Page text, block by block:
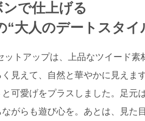
で仕上げる
“大人のデートスタ
ットアップは、上品なツイード
見えて、自然と華やかに見え
可愛げをプラスしました。足元
がらも遊び心を。あとは、見た